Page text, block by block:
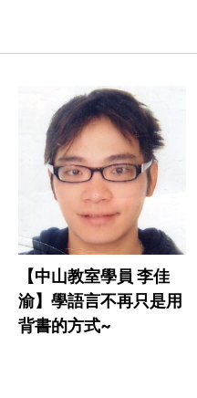
【中山教室學員 李佳
渝】學語言不再只是用
背書的方式~